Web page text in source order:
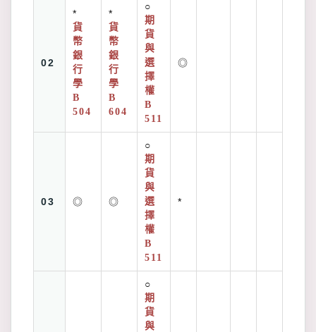
02
*
貨
幣
銀
行
學
B
504
*
貨
幣
銀
行
學
B
604
○
期
貨
與
選
擇
權
B
511
◎
03 ◎ ◎
○
期
貨
與
選
擇
權
B
511
*
○
期
貨
與